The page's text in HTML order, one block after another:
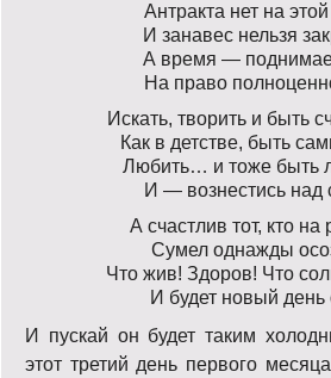
Антракта нет на
И занавес нельзя
А время —
На право
Искать, творить и быть
Как в детстве, быть
Любить… и тоже быть
И — вознестись над
А счастлив тот, кто на
Сумел однажды
Что жив! Здоров! Что
И будет новый день
И пускай он будет таким
этот третий день первого